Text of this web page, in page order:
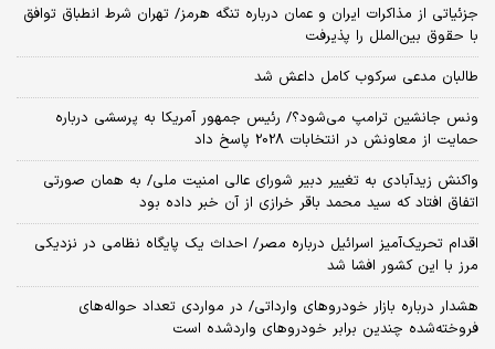
جزئیاتی از مذاکرات ایران و عمان درباره تنگه هرمز/ تهران شرط انطباق توافق
با حقوق بین‌الملل را پذیرفت
طالبان مدعی سرکوب کامل داعش شد
ونس جانشین ترامپ می‌شود؟/ رئیس جمهور آمریکا به پرسشی درباره
حمایت از معاونش در انتخابات 2028 پاسخ داد
واکنش زیدآبادی به تغییر دبیر شورای عالی امنیت ملی/ به همان صورتی
اتفاق افتاد که سید محمد باقر خرازی از آن خبر داده بود
اقدام تحریک‌آمیز اسرائیل درباره مصر/ احداث یک پایگاه نظامی در نزدیکی
مرز با این کشور افشا شد
هشدار درباره بازار خودروهای وارداتی/ در مواردی تعداد حواله‌های
فروخته‌شده چندین برابر خودروهای واردشده است